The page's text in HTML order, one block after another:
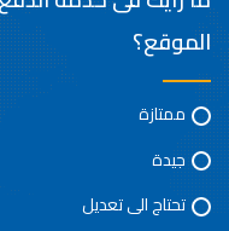
الموقع؟
ممتازة
جيدة
تحتاج الى تعديل